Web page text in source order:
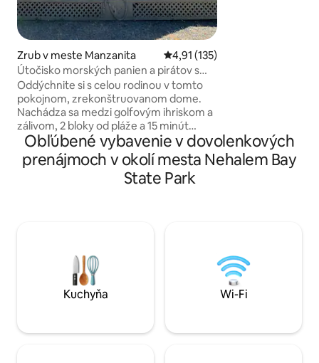
Zrub v meste Manzanita Priemerné ohodnotenie 4,91 z
4,91 (135)
Útočisko morských panien a pirátov s
miestom pre stroskotaných!
Oddýchnite si s celou rodinou v tomto
pokojnom, zrekonštruovanom dome.
Nachádza sa medzi golfovým ihriskom a
zálivom, 2 bloky od pláže a 15 minút
chôdze od mesta na vyhradenej
cyklistickej/pešej trase. Tento dom má 3
spálne s vyvýšenou posteľou v podkroví.
2 kúpeľne vrátane vlastnej sprchy,
predná a zadná terasa s grilom. Dobre
vychované domáce zvieratá sú vítané za
Licencia MCA #
Obľúbené vybavenie v dovolenkových
prenájmoch v okolí mesta Nehalem Bay
State Park
Kuchyňa Wi-Fi